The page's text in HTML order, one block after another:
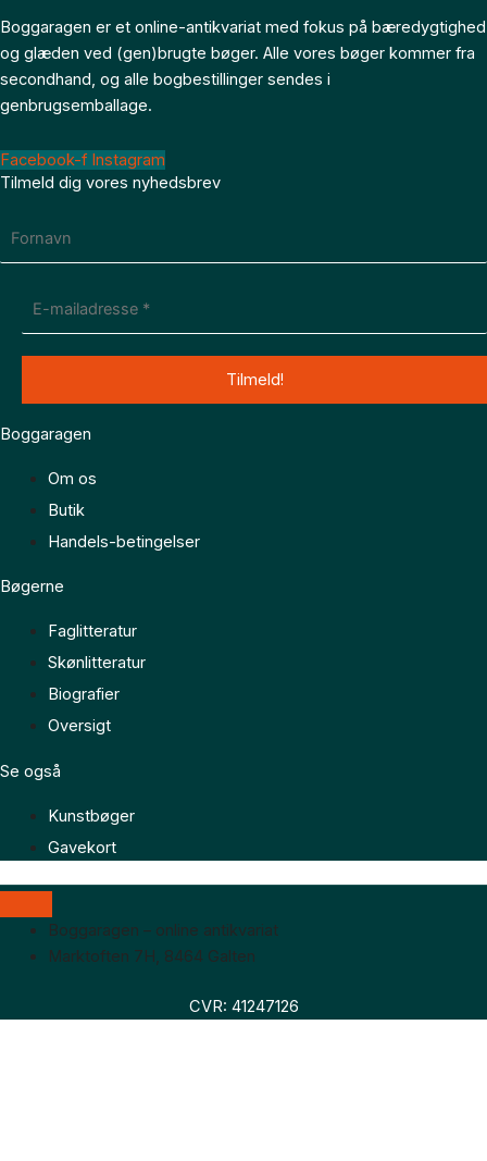
Boggaragen er et online-antikvariat med fokus på bæredygtighed
og glæden ved (gen)brugte bøger. Alle vores bøger kommer fra
secondhand, og alle bogbestillinger sendes i
genbrugsemballage.
Facebook-f Instagram
Tilmeld dig vores nyhedsbrev
Boggaragen
Om os
Butik
Handels-betingelser
Bøgerne
Faglitteratur
Skønlitteratur
Biografier
Oversigt
Se også
Kunstbøger
Gavekort
Boggaragen – online antikvariat
Marktoften 7H, 8464 Galten
CVR: 41247126